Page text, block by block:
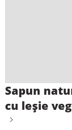
Sapun
cu leșie